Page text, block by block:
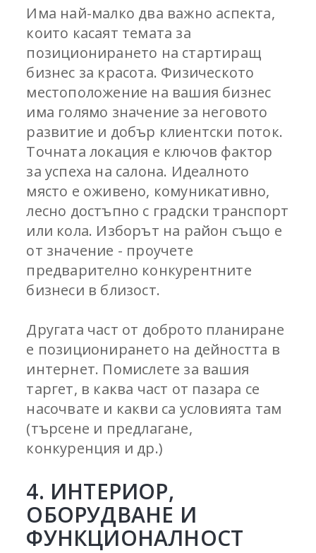
Има най-малко два важно аспекта,
които касаят темата за
позиционирането на стартиращ
бизнес за красота. Физическото
местоположение на вашия бизнес
има голямо значение за неговото
развитие и добър клиентски поток.
Точната локация е ключов фактор
за успеха на салона. Идеалното
място е оживено, комуникативно,
лесно достъпно с градски транспорт
или кола. Изборът на район също е
от значение - проучете
предварително конкурентните
бизнеси в близост.
Другата част от доброто планиране
е позиционирането на дейността в
интернет. Помислете за вашия
таргет, в каква част от пазара се
насочвате и какви са условията там
(търсене и предлагане,
конкуренция и др.)
4. ИНТЕРИОР,
ОБОРУДВАНЕ И
ФУНКЦИОНАЛНОСТ